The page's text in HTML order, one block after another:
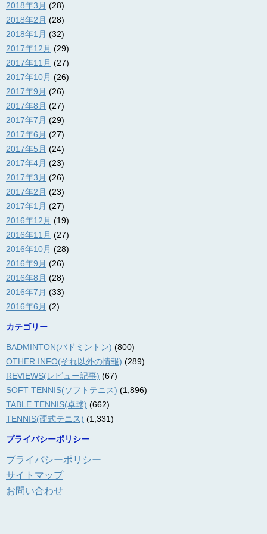
2018年3月 (28)
2018年2月 (28)
2018年1月 (32)
2017年12月 (29)
2017年11月 (27)
2017年10月 (26)
2017年9月 (26)
2017年8月 (27)
2017年7月 (29)
2017年6月 (27)
2017年5月 (24)
2017年4月 (23)
2017年3月 (26)
2017年2月 (23)
2017年1月 (27)
2016年12月 (19)
2016年11月 (27)
2016年10月 (28)
2016年9月 (26)
2016年8月 (28)
2016年7月 (33)
2016年6月 (2)
カテゴリー
BADMINTON(バドミントン) (800)
OTHER INFO(それ以外の情報) (289)
REVIEWS(レビュー記事) (67)
SOFT TENNIS(ソフトテニス) (1,896)
TABLE TENNIS(卓球) (662)
TENNIS(硬式テニス) (1,331)
プライバシーポリシー
プライバシーポリシー
サイトマップ
お問い合わせ